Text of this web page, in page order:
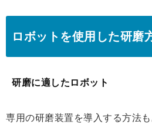
ロボットを使用した研磨
研磨に適したロボット
専用の研磨装置を導入する方法